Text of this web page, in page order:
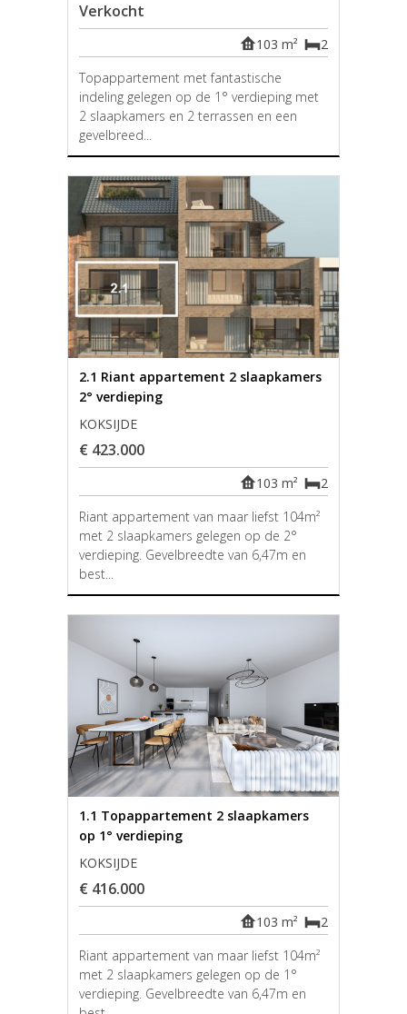
Verkocht
2
103 m²
Topappartement met fantastische
indeling gelegen op de 1° verdieping met
2 slaapkamers en 2 terrassen en een
gevelbreed...
2.1 Riant appartement 2 slaapkamers
2° verdieping
KOKSIJDE
€ 423.000
2
103 m²
Riant appartement van maar liefst 104m²
met 2 slaapkamers gelegen op de 2°
verdieping. Gevelbreedte van 6,47m en
best...
1.1 Topappartement 2 slaapkamers
op 1° verdieping
KOKSIJDE
€ 416.000
2
103 m²
Riant appartement van maar liefst 104m²
met 2 slaapkamers gelegen op de 1°
verdieping. Gevelbreedte van 6,47m en